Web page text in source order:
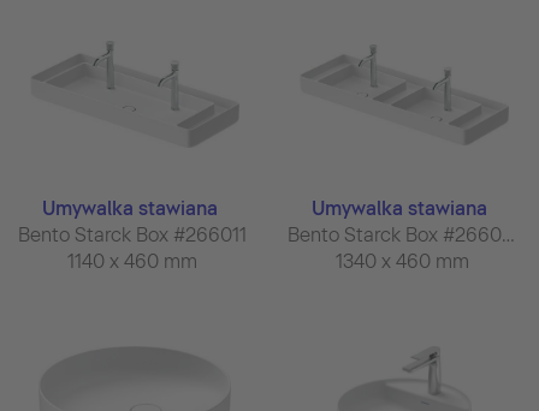
Umywalka stawiana
Bento Starck Box #266011
1140 x 460 mm
Umywalka stawiana
Bento Starck Box #266013
1340 x 460 mm